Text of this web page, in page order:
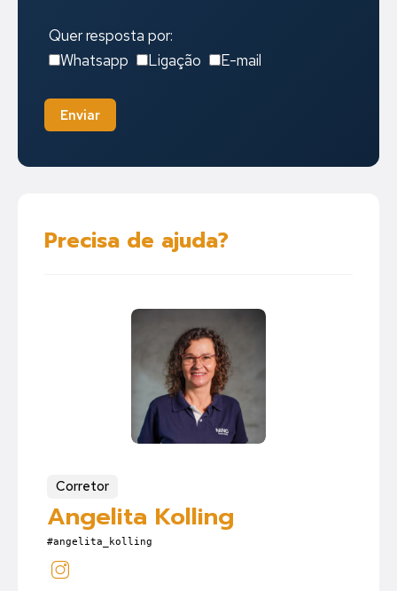
Quer resposta por:
Whatsapp
Ligação E-mail
Enviar
Precisa de ajuda?
Corretor
Angelita Kolling
#angelita_kolling